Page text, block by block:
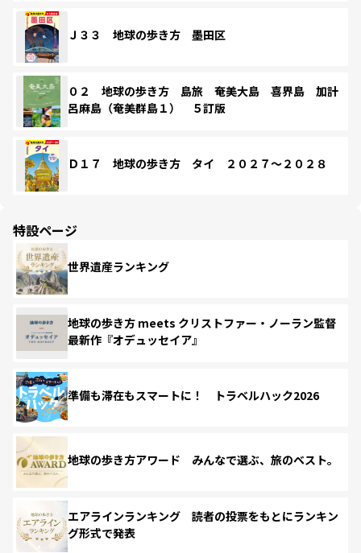
Ｊ３３ 地球の歩き方 墨田区
０２ 地球の歩き方 島旅 奄美大島 喜界島 加計
呂麻島（奄美群島１） ５訂版
Ｄ１７ 地球の歩き方 タイ ２０２７～２０２８
特設ページ
世界遺産ランキング
地球の歩き方 meets クリストファー・ノーラン監督
最新作『オデュッセイア』
準備も滞在もスマートに！ トラベルハック2026
地球の歩き方アワード みんなで選ぶ、旅のベスト。
エアラインランキング 読者の投票をもとにランキン
グ形式で発表